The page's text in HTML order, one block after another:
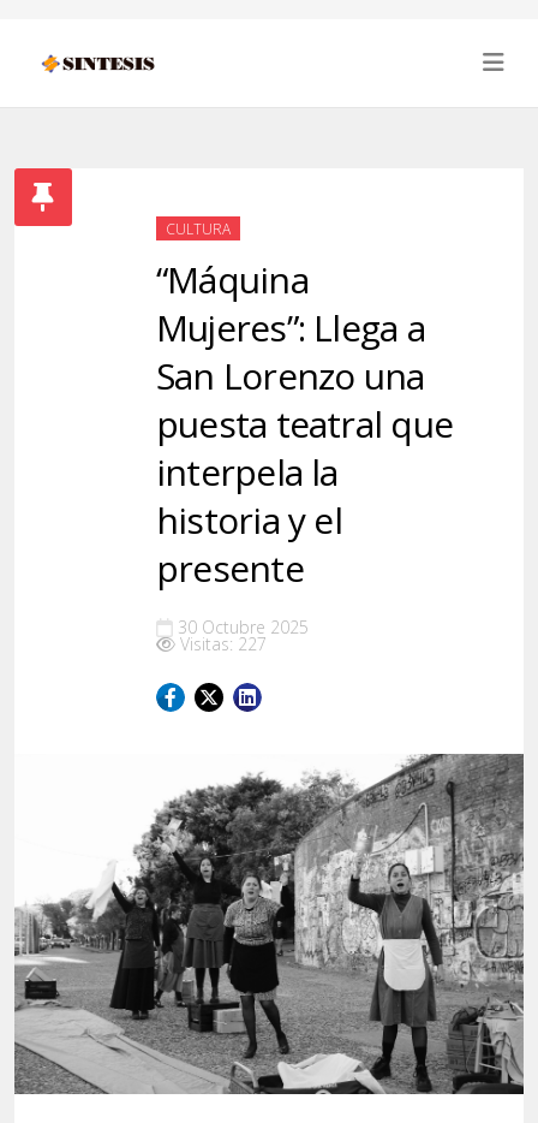
CULTURA
“Máquina
Mujeres”: Llega a
San Lorenzo una
puesta teatral que
interpela la
historia y el
presente
30 Octubre 2025
Visitas: 227